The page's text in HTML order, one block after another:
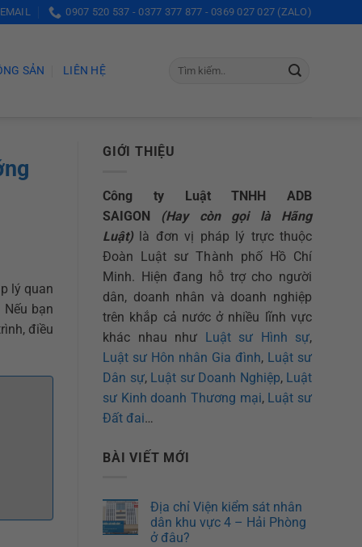
0907 520 537 - 0377 377 877 - 0369 027 027 (ZALO)
SẢN LIÊN HỆ
lý quan
bạn
điều
GIỚI THIỆU
Công ty Luật TNHH ADB
SAIGON
(Hay còn gọi là Hãng
Luật) là đơn vị pháp lý trực thuộc
Đoàn Luật sư Thành phố Hồ Chí
Minh. Hiện đang hỗ trợ cho người
dân, doanh nhân và doanh nghiệp
trên khắp cả nước ở nhiều lĩnh vực
khác nhau như Luật sư Hình sự,
Luật sư Hôn nhân Gia đình, Luật sư
Dân sự, Luật sư Doanh Nghiệp, Luật
sư Kinh doanh Thương mại, Luật sư
Đất đai…
BÀI VIẾT MỚI
Địa chỉ Viện kiểm sát nhân
dân khu vực 4 – Hải Phòng
ở đâu?